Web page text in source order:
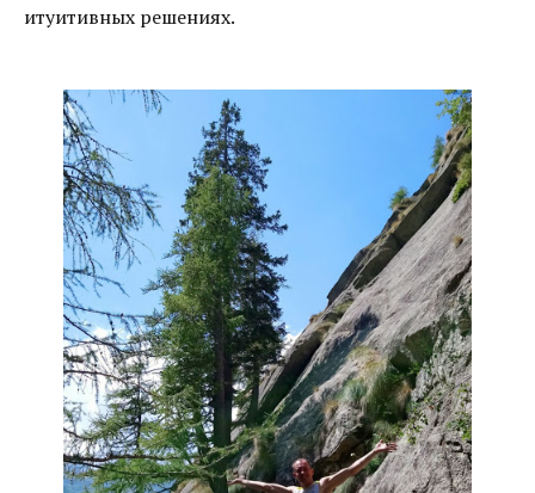
итуитивных решениях.